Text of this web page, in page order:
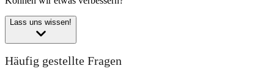
Lass uns wissen!
Häufig gestellte Fragen